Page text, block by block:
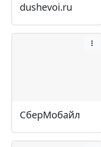
dushevoi.ru
СберМобайл